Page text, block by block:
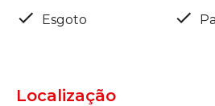
Esgoto
Localização